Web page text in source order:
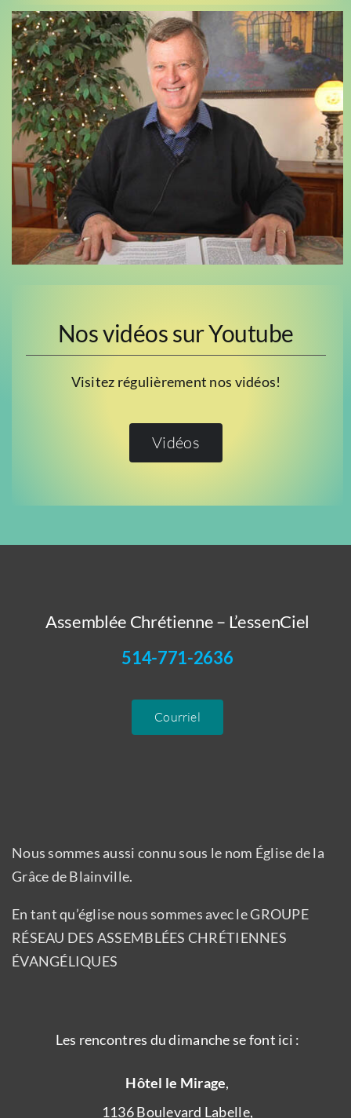
Nos vidéos sur Youtube
Visitez régulièrement nos vidéos!
Vidéos
Assemblée Chrétienne – L’essenCiel
514-771-2636
Courriel
Nous sommes aussi connu sous le nom Église de la
Grâce de Blainville.
En tant qu’église nous sommes avec le GROUPE
RÉSEAU DES ASSEMBLÉES CHRÉTIENNES
ÉVANGÉLIQUES
Les rencontres du dimanche se font ici :
Hôtel le Mirage,
1136 Boulevard Labelle,